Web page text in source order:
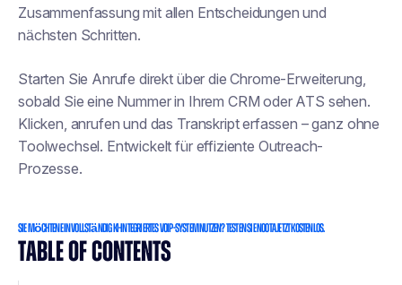
TABLE OF CONTENTS
Zusammenfassung mit allen Entscheidungen und
nächsten Schritten.
Starten Sie Anrufe direkt über die Chrome-Erweiterung,
sobald Sie eine Nummer in Ihrem CRM oder ATS sehen.
Klicken, anrufen und das Transkript erfassen – ganz ohne
Toolwechsel. Entwickelt für effiziente Outreach-
Prozesse.
Sie möchten ein vollständig KI-integriertes VoIP-System nutzen? Testen Sie Noota jetzt kostenlos.